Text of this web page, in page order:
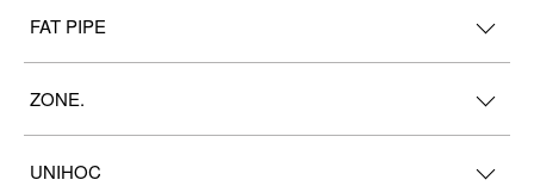
FAT PIPE
ZONE.
UNIHOC